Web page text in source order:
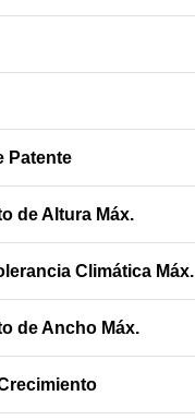
Patente
de Altura Máx.
Climática Máx.
de Ancho Máx.